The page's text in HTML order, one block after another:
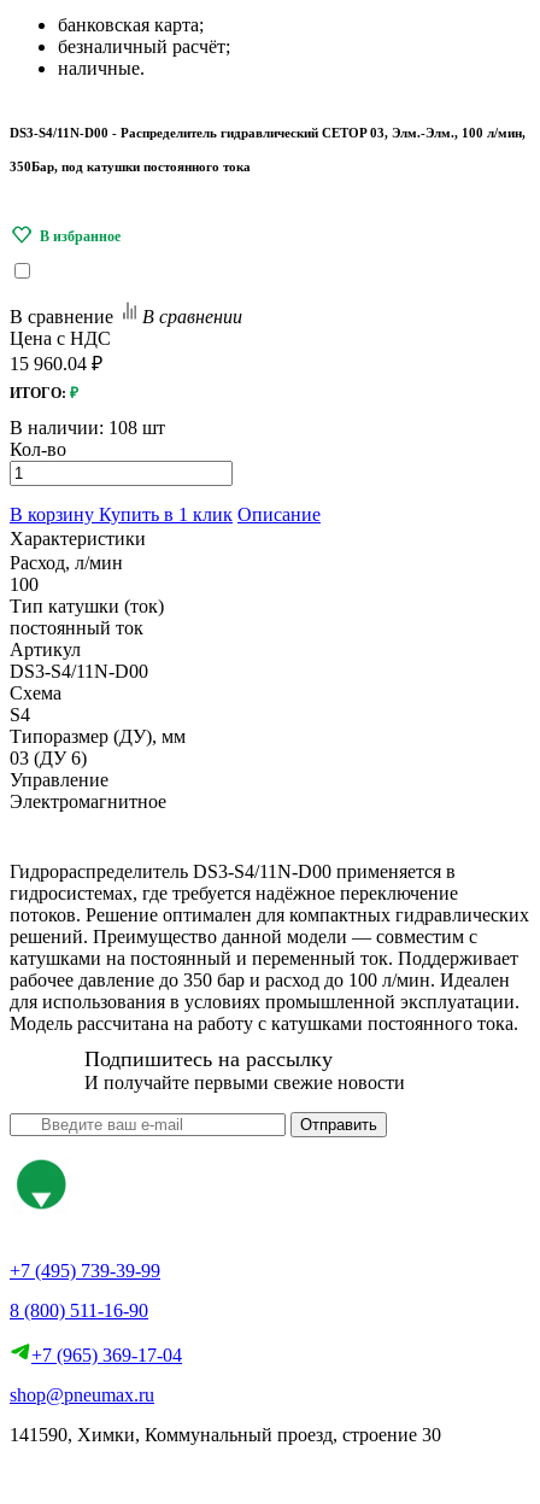
банковская карта;
безналичный расчёт;
наличные.
DS3-S4/11N-D00 - Распределитель гидравлический CETOP 03, Элм.-Элм., 100 л/мин,
350Бар, под катушки постоянного тока
В сравнение
В сравнении
Цена с НДС
15 960.04 ₽
ИТОГО: ₽
В наличии: 108 шт
Кол-во
В корзину Купить в 1 клик Описание
Характеристики
Расход, л/мин
100
Тип катушки (ток)
постоянный ток
Артикул
DS3-S4/11N-D00
Схема
S4
Типоразмер (ДУ), мм
03 (ДУ 6)
Управление
Электромагнитное
Гидрораспределитель DS3-S4/11N-D00 применяется в
гидросистемах, где требуется надёжное переключение
потоков. Решение оптимален для компактных гидравлических
решений. Преимущество данной модели — совместим с
катушками на постоянный и переменный ток. Поддерживает
рабочее давление до 350 бар и расход до 100 л/мин. Идеален
для использования в условиях промышленной эксплуатации.
Модель рассчитана на работу с катушками постоянного тока.
Подпишитесь на рассылку
И получайте первыми свежие новости
Отправить
+7 (495) 739-39-99
8 (800) 511-16-90
+7 (965) 369-17-04
shop@pneumax.ru
141590, Химки, Коммунальный проезд, строение 30